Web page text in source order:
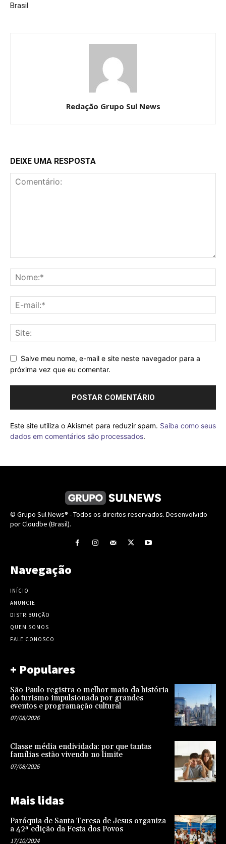
Brasil
Redação Grupo Sul News
DEIXE UMA RESPOSTA
Salve meu nome, e-mail e site neste navegador para a
próxima vez que eu comentar.
Este site utiliza o Akismet para reduzir spam. Saiba como seus
dados em comentários são processados.
© Grupo Sul News® - Todos os direitos reservados. Desenvolvido
por Cloudbe (Brasil).
Navegação
INÍCIO
ANUNCIE
DISTRIBUIÇÃO
QUEM SOMOS
FALE CONOSCO
+ Populares
São Paulo registra o melhor maio da história
do turismo impulsionada por grandes
eventos e programação cultural
07/08/2026
Classe média endividada: por que tantas
famílias estão vivendo no limite
07/08/2026
Mais lidas
Paróquia de Santa Teresa de Jesus organiza
a 42ª edição da Festa dos Povos
17/10/2024